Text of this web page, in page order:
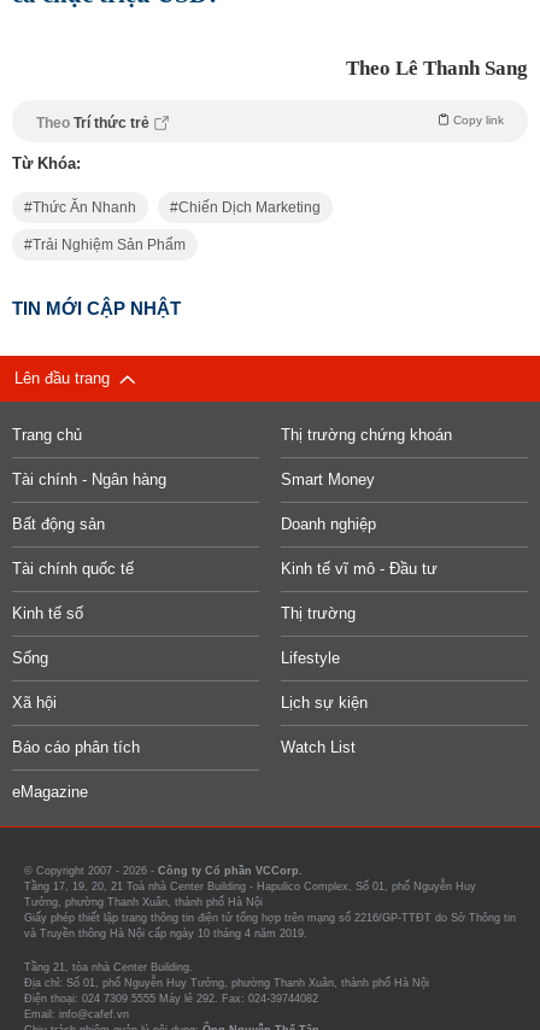
Theo Lê Thanh Sang
Theo Trí thức trẻ Copy link
Từ Khóa:
Thức Ăn Nhanh Chiến Dịch Marketing
Trải Nghiệm Sản Phẩm
TIN MỚI CẬP NHẬT
Lên đầu trang
Trang chủ Thị trường chứng khoán
Tài chính - Ngân hàng Smart Money
Bất động sản Doanh nghiệp
Tài chính quốc tế Kinh tế vĩ mô - Đầu tư
Kinh tế số Thị trường
Sống Lifestyle
Xã hội Lịch sự kiện
Báo cáo phân tích Watch List
eMagazine
© Copyright 2007 - 2026 - Công ty Cổ phần VCCorp.
Tầng 17, 19, 20, 21 Toà nhà Center Building - Hapulico Complex, Số 01, phố Nguyễn Huy
Tưởng, phường Thanh Xuân, thành phố Hà Nội
Giấy phép thiết lập trang thông tin điện tử tổng hợp trên mạng số 2216/GP-TTĐT do Sở Thông tin
và Truyền thông Hà Nội cấp ngày 10 tháng 4 năm 2019.
Tầng 21, tòa nhà Center Building.
Địa chỉ: Số 01, phố Nguyễn Huy Tưởng, phường Thanh Xuân, thành phố Hà Nội
Điện thoại: 024 7309 5555 Máy lẻ 292. Fax: 024-39744082
Email: info@cafef.vn